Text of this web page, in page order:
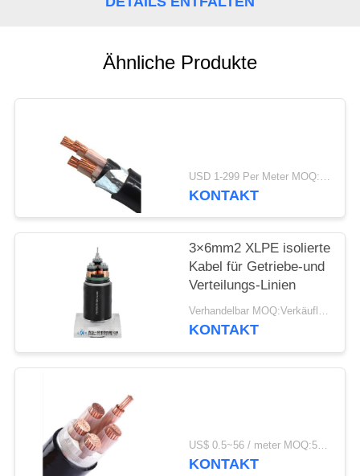
Ähnliche Produkte
USD 1-299 Per Meter MOQ:500 m
KONTAKT
3×6mm2 XLPE isolierte
Kabel für Getriebe-und
Verteilungs-Linien
Verhandelbar MOQ:Verkäuflich
KONTAKT
US$ 0.5~56 / meter MOQ:500 METER
KONTAKT